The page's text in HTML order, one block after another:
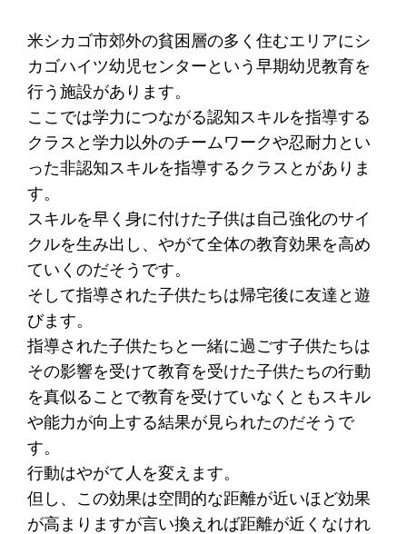
米シカゴ市郊外の貧困層の多く住むエリアにシ
カゴハイツ幼児センターという早期幼児教育を
行う施設があります。
ここでは学力につながる認知スキルを指導する
クラスと学力以外のチームワークや忍耐力とい
った非認知スキルを指導するクラスとがありま
す。
スキルを早く身に付けた子供は自己強化のサイ
クルを生み出し、やがて全体の教育効果を高め
ていくのだそうです。
そして指導された子供たちは帰宅後に友達と遊
びます。
指導された子供たちと一緒に過ごす子供たちは
その影響を受けて教育を受けた子供たちの行動
を真似ることで教育を受けていなくともスキル
や能力が向上する結果が見られたのだそうで
す。
行動はやがて人を変えます。
但し、この効果は空間的な距離が近いほど効果
が高まりますが言い換えれば距離が近くなけれ